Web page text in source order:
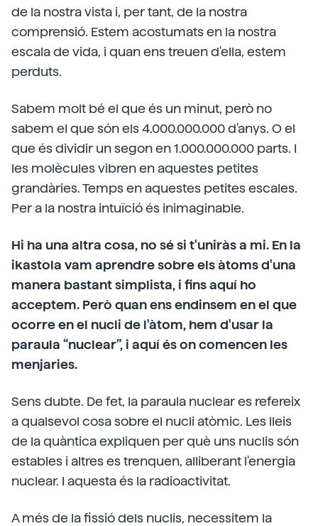
de la nostra vista i, per tant, de la nostra
comprensió. Estem acostumats en la nostra
escala de vida, i quan ens treuen d'ella, estem
perduts.
Sabem molt bé el que és un minut, però no
sabem el que són els 4.000.000.000 d'anys. O el
que és dividir un segon en 1.000.000.000 parts. I
les molècules vibren en aquestes petites
grandàries. Temps en aquestes petites escales.
Per a la nostra intuïció és inimaginable.
Hi ha una altra cosa, no sé si t'uniràs a mi. En la
ikastola vam aprendre sobre els àtoms d'una
manera bastant simplista, i fins aquí ho
acceptem. Però quan ens endinsem en el que
ocorre en el nucli de l'àtom, hem d'usar la
paraula “nuclear”, i aquí és on comencen les
menjaries.
Sens dubte. De fet, la paraula nuclear es refereix
a qualsevol cosa sobre el nucli atòmic. Les lleis
de la quàntica expliquen per què uns nuclis són
estables i altres es trenquen, alliberant l'energia
nuclear. I aquesta és la radioactivitat.
A més de la fissió dels nuclis, necessitem la